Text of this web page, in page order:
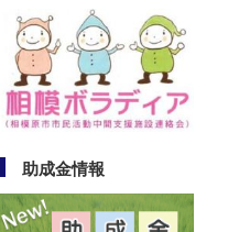
助成金情報